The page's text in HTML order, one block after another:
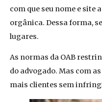
com que seu nome e site
orgânica. Dessa forma,
lugares.
As normas da OAB
do advogado. Mas com
mais clientes sem